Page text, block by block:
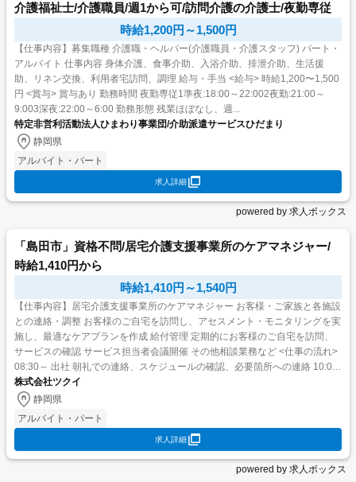
介護福祉士/介護職員/週1から可/訪問介護の介護士/夜勤専従
時給1,200円～1,500円
【仕事内容】募集職種 介護職・ヘルパー(介護職員・介護スタッフ) パート・
アルバイト 仕事内容 身体介護、食事介助、入浴介助、排泄介助、生活援
助、リネン交換、利用者宅訪問、調理 給与・手当 <給与> 時給1,200〜1,500
円 <賞与> 賞与あり 勤務時間 夜勤専従1準夜:18:00～22:002夜勤:21:00～
9:003深夜:22:00～6:00 勤務形態 残業ほぼなし、週...
特定非営利活動法人ひまわり事業団/介助派遣サービスひだまり
静岡県
アルバイト・パート
求人詳細
powered by 求人ボックス
「島田市」資格不問/居宅介護支援事業所のケアマネジャー/
時給1,410円から
時給1,410円～1,540円
【仕事内容】居宅介護支援事業所のケアマネジャー お客様・ご家族と各施設
との連絡・調整 お客様のご自宅を訪問し、アセスメント・モニタリングを実
施し、最適なケアプランを作成 給付管理 定期的にお客様のご自宅を訪問、
サービスの確認 サービス担当者会議開催 その他相談業務など <仕事の流れ>
08:30～ 出社 朝礼での連絡、スケジュールの確認、必要箇所への連絡 10:00
～ お客様のご自...
株式会社ツクイ
静岡県
アルバイト・パート
求人詳細
powered by 求人ボックス